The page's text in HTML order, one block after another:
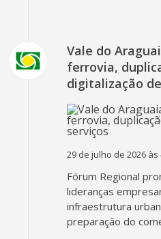
Vale do
ferrovia,
digitalização
29 de julho de 2026 às
Fórum Regional
lideranças
infraestrutura
preparação do